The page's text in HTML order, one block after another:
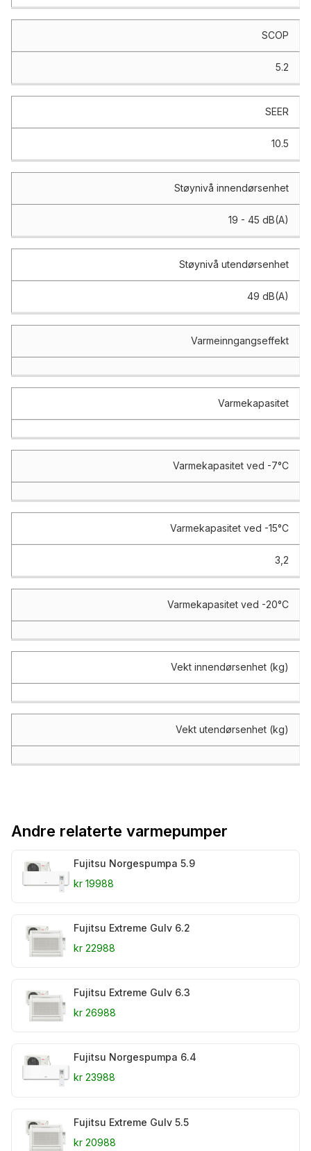
SCOP
5.2
SEER
10.5
Støynivå innendørsenhet
19 - 45 dB(A)
Støynivå utendørsenhet
49 dB(A)
Varmeinngangseffekt
Varmekapasitet
Varmekapasitet ved -7°C
Varmekapasitet ved -15°C
3,2
Varmekapasitet ved -20°C
Vekt innendørsenhet (kg)
Vekt utendørsenhet (kg)
Andre relaterte varmepumper
Fujitsu Norgespumpa 5.9
kr 19988
Fujitsu Extreme Gulv 6.2
kr 22988
Fujitsu Extreme Gulv 6.3
kr 26988
Fujitsu Norgespumpa 6.4
kr 23988
Fujitsu Extreme Gulv 5.5
kr 20988